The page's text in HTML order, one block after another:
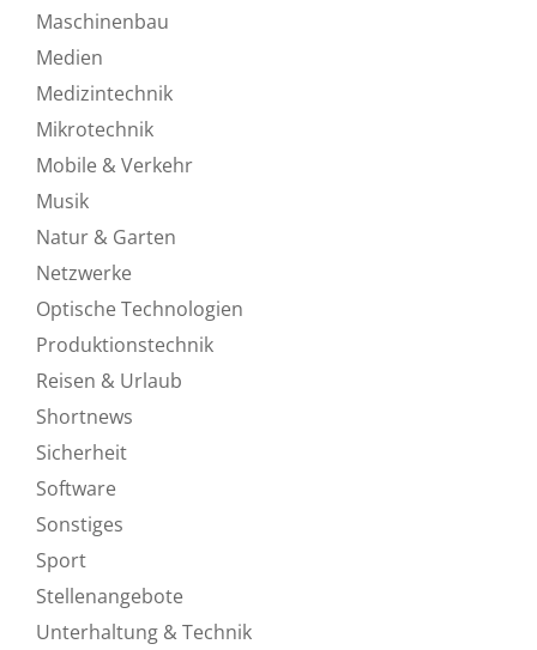
Maschinenbau
Medien
Medizintechnik
Mikrotechnik
Mobile & Verkehr
Musik
Natur & Garten
Netzwerke
Optische Technologien
Produktionstechnik
Reisen & Urlaub
Shortnews
Sicherheit
Software
Sonstiges
Sport
Stellenangebote
Unterhaltung & Technik